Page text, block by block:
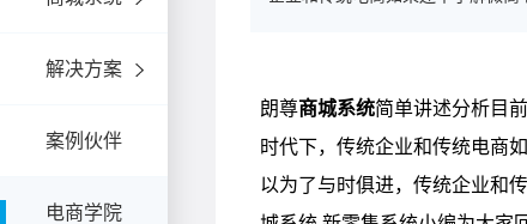
解决方案
案例伙伴
电商学院